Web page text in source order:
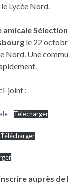
le Lycée Nord.
le 22
Nord. Une
joint :
Télécharger
Télécharger
auprès de